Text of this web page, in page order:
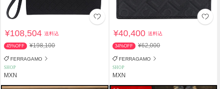
¥108,504送料込
45%OFF ¥198,100
FERRAGAMO
SHOP
MXN
¥40,400送料込
34%OFF ¥62,000
FERRAGAMO
SHOP
MXN